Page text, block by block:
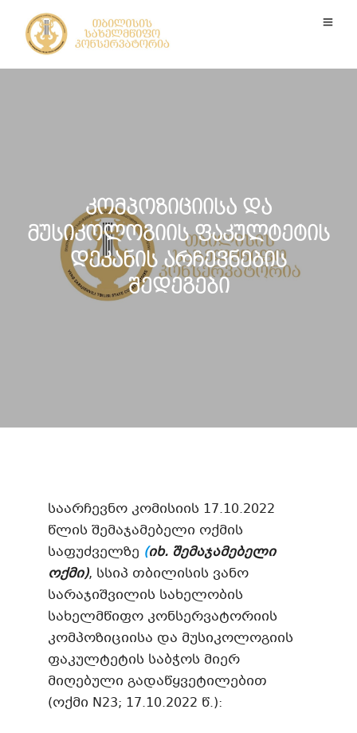
კომპოზიციისა და
მუსიკოლოგიის ფაკულტეტის
დეკანის არჩევნების
შედეგები
საარჩევნო კომისიის 17.10.2022
წლის შემაჯამებელი ოქმის
საფუძველზე (იხ. შემაჯამებელი
ოქმი), სსიპ თბილისის ვანო
სარაჯიშვილის სახელობის
სახელმწიფო კონსერვატორიის
კომპოზიციისა და მუსიკოლოგიის
ფაკულტეტის საბჭოს მიერ
მიღებული გადაწყვეტილებით
(ოქმი N23; 17.10.2022 წ.):